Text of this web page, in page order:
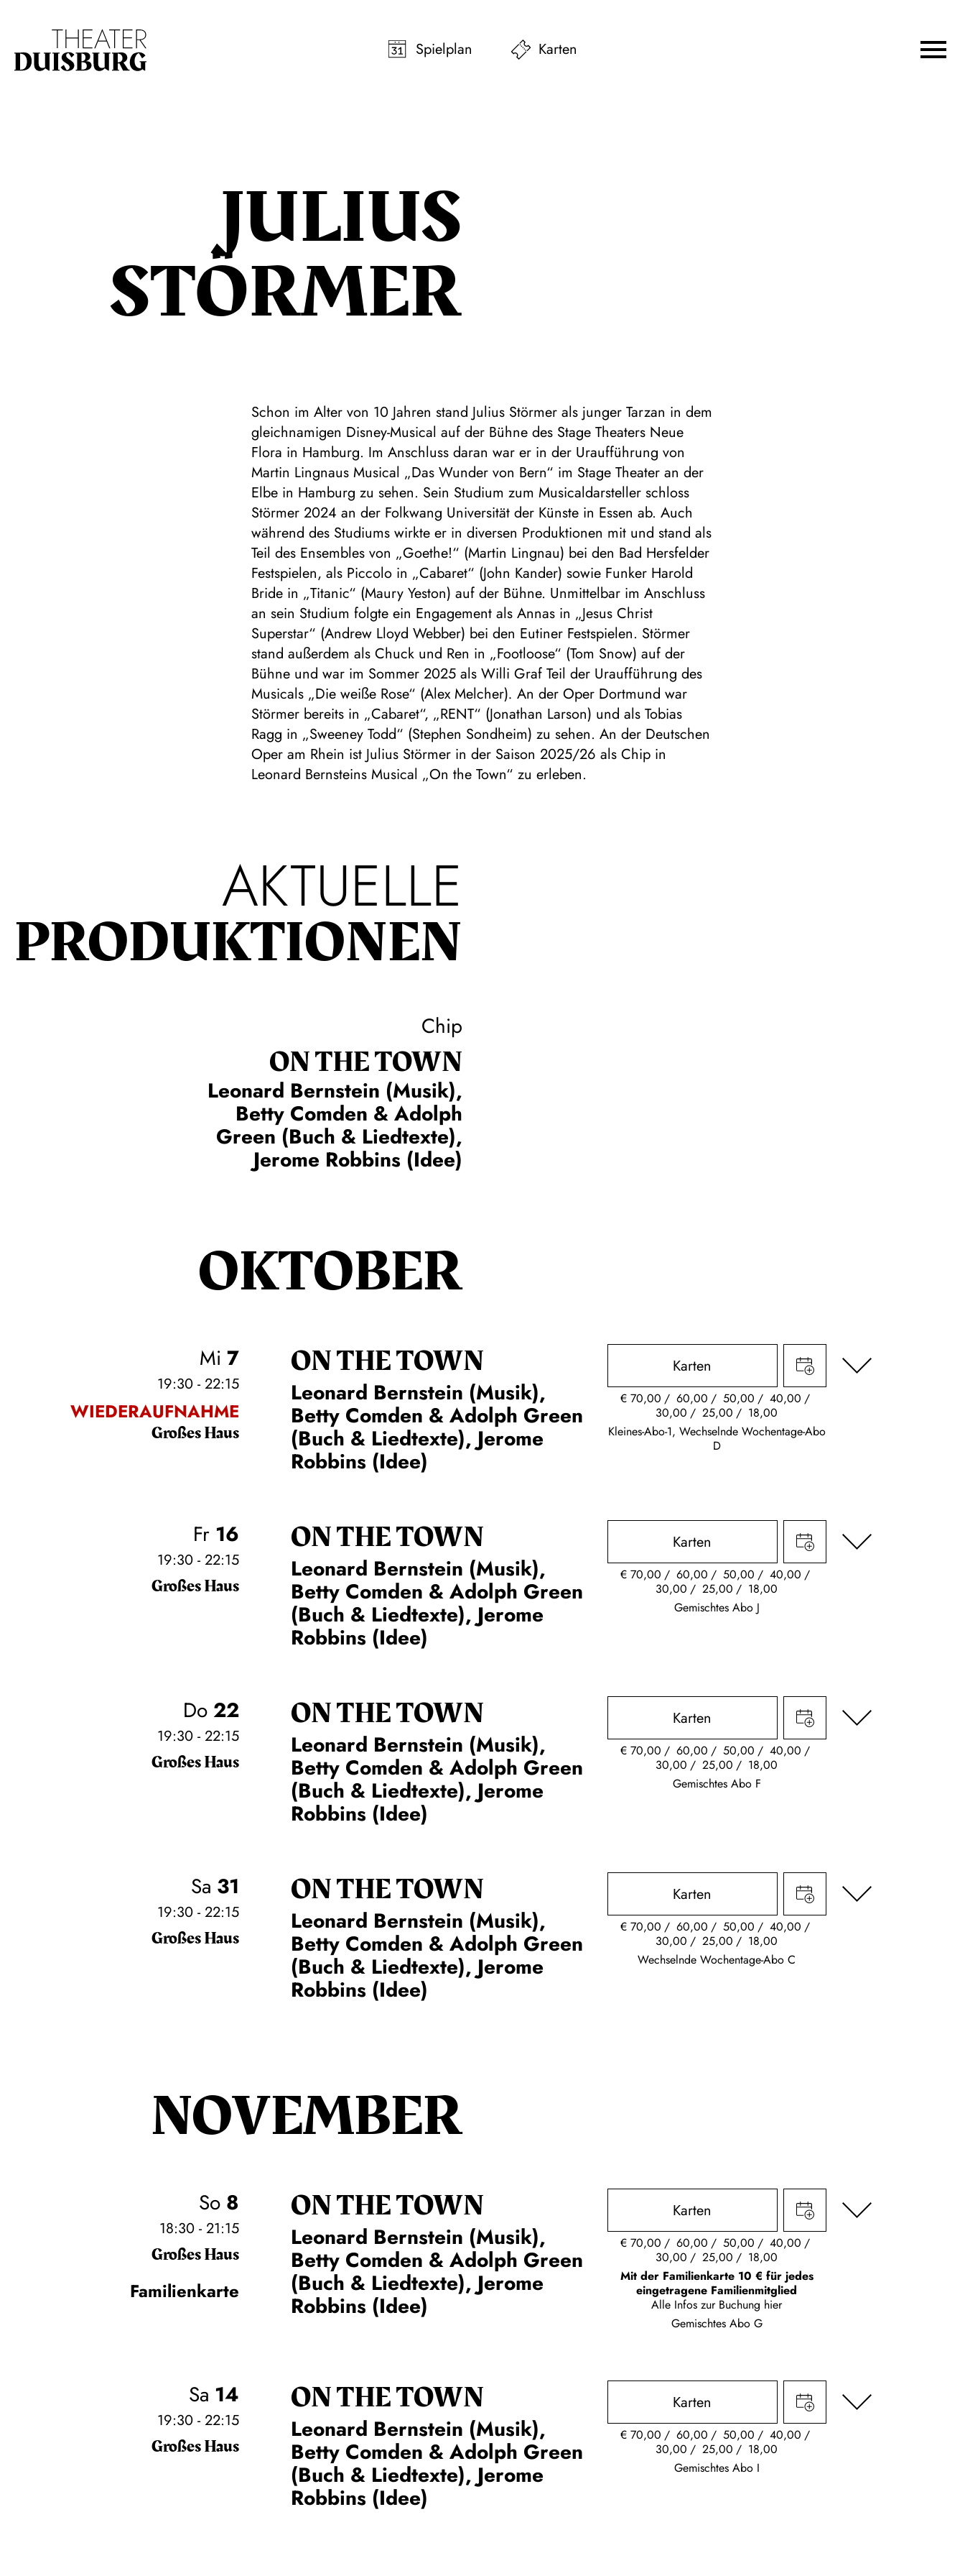
Spielplan
Karten
JULIUS
STÖRMER
Schon im Alter von 10 Jahren stand Julius Störmer als junger Tarzan in dem
gleichnamigen Disney-Musical auf der Bühne des Stage Theaters Neue
Flora in Hamburg. Im Anschluss daran war er in der Uraufführung von
Martin Lingnaus Musical „Das Wunder von Bern“ im Stage Theater an der
Elbe in Hamburg zu sehen. Sein Studium zum Musicaldarsteller schloss
Störmer 2024 an der Folkwang Universität der Künste in Essen ab. Auch
während des Studiums wirkte er in diversen Produktionen mit und stand als
Teil des Ensembles von „Goethe!“ (Martin Lingnau) bei den Bad Hersfelder
Festspielen, als Piccolo in „Cabaret“ (John Kander) sowie Funker Harold
Bride in „Titanic“ (Maury Yeston) auf der Bühne. Unmittelbar im Anschluss
an sein Studium folgte ein Engagement als Annas in „Jesus Christ
Superstar“ (Andrew Lloyd Webber) bei den Eutiner Festspielen. Störmer
stand außerdem als Chuck und Ren in „Footloose“ (Tom Snow) auf der
Bühne und war im Sommer 2025 als Willi Graf Teil der Uraufführung des
Musicals „Die weiße Rose“ (Alex Melcher). An der Oper Dortmund war
Störmer bereits in „Cabaret“, „RENT“ (Jonathan Larson) und als Tobias
Ragg in „Sweeney Todd“ (Stephen Sondheim) zu sehen. An der Deutschen
Oper am Rhein ist Julius Störmer in der Saison 2025/26 als Chip in
Leonard Bernsteins Musical „On the Town“ zu erleben.
AKTUELLE
PRODUKTIONEN
Chip
ON THE TOWN
Leonard Bernstein (Musik),
Betty Comden & Adolph
Green (Buch & Liedtexte),
Jerome Robbins (Idee)
OKTOBER
Mi 7
19:30 - 22:15
WIEDERAUFNAHME
Großes Haus
ON THE TOWN
Leonard Bernstein (Musik),
Betty Comden & Adolph Green
(Buch & Liedtexte), Jerome
Robbins (Idee)
Karten
€70,00 60,00 50,00
40,00
30,00
25,00
18,00
Kleines-Abo-1, Wechselnde Wochentage-Abo
D
Fr 16
19:30 - 22:15
Großes Haus
ON THE TOWN
Leonard Bernstein (Musik),
Betty Comden & Adolph Green
(Buch & Liedtexte), Jerome
Robbins (Idee)
Karten
€70,00 60,00 50,00
40,00
30,00
25,00
18,00
Gemischtes Abo J
Do22
19:30 - 22:15
Großes Haus
ON THE TOWN
Leonard Bernstein (Musik),
Betty Comden & Adolph Green
(Buch & Liedtexte), Jerome
Robbins (Idee)
Karten
€70,00 60,00 50,00
40,00
30,00
25,00
18,00
Gemischtes Abo F
Sa 31
19:30 - 22:15
Großes Haus
ON THE TOWN
Leonard Bernstein (Musik),
Betty Comden & Adolph Green
(Buch & Liedtexte), Jerome
Robbins (Idee)
Karten
€70,00 60,00 50,00
40,00
30,00
25,00
18,00
Wechselnde Wochentage-Abo C
NOVEMBER
So 8
18:30 - 21:15
Großes Haus
Familienkarte
ON THE TOWN
Leonard Bernstein (Musik),
Betty Comden & Adolph Green
(Buch & Liedtexte), Jerome
Robbins (Idee)
Karten
€70,00 60,00 50,00
40,00
30,00
25,00
18,00
Mit der Familienkarte 10 € für jedes
eingetragene Familienmitglied
Alle Infos zur Buchung hier
Gemischtes Abo G
Sa 14
19:30 - 22:15
Großes Haus
ON THE TOWN
Leonard Bernstein (Musik),
Betty Comden & Adolph Green
(Buch & Liedtexte), Jerome
Robbins (Idee)
Karten
€70,00 60,00 50,00
40,00
30,00
25,00
18,00
Gemischtes Abo I